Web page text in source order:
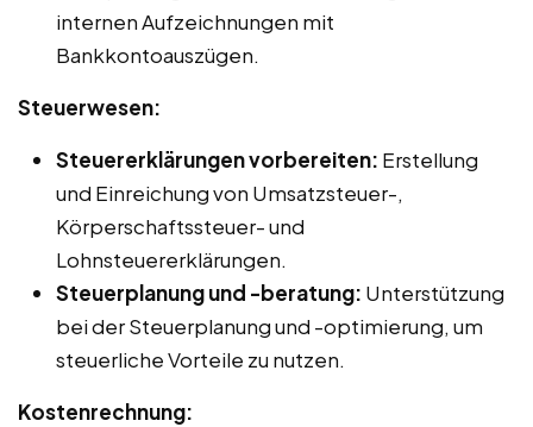
internen Aufzeichnungen mit
Bankkontoauszügen.
Steuerwesen:
Steuererklärungen vorbereiten: Erstellung
und Einreichung von Umsatzsteuer-,
Körperschaftssteuer- und
Lohnsteuererklärungen.
Steuerplanung und -beratung: Unterstützung
bei der Steuerplanung und -optimierung, um
steuerliche Vorteile zu nutzen.
Kostenrechnung: